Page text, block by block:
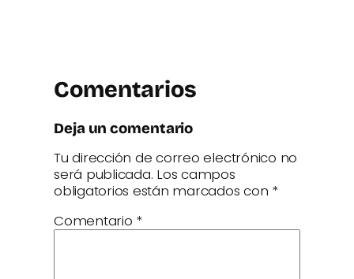
Comentarios
Deja un comentario
Tu dirección de correo electrónico no
será publicada. Los campos
obligatorios están marcados con *
Comentario *